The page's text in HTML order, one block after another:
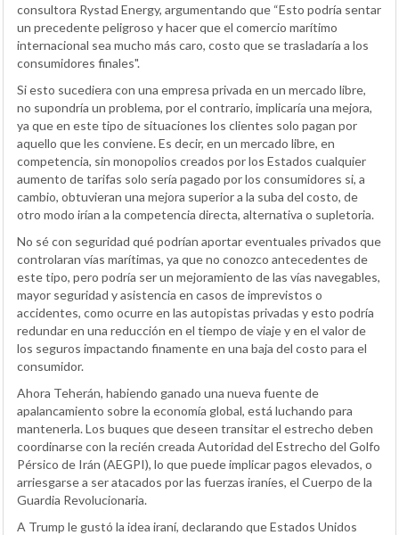
consultora Rystad Energy, argumentando que “Esto podría sentar
un precedente peligroso y hacer que el comercio marítimo
internacional sea mucho más caro, costo que se trasladaría a los
consumidores finales".
Si esto sucediera con una empresa privada en un mercado libre,
no supondría un problema, por el contrario, implicaría una mejora,
ya que en este tipo de situaciones los clientes solo pagan por
aquello que les conviene. Es decir, en un mercado libre, en
competencia, sin monopolios creados por los Estados cualquier
aumento de tarifas solo sería pagado por los consumidores si, a
cambio, obtuvieran una mejora superior a la suba del costo, de
otro modo irían a la competencia directa, alternativa o supletoria.
No sé con seguridad qué podrían aportar eventuales privados que
controlaran vías marítimas, ya que no conozco antecedentes de
este tipo, pero podría ser un mejoramiento de las vías navegables,
mayor seguridad y asistencia en casos de imprevistos o
accidentes, como ocurre en las autopistas privadas y esto podría
redundar en una reducción en el tiempo de viaje y en el valor de
los seguros impactando finamente en una baja del costo para el
consumidor.
Ahora Teherán, habiendo ganado una nueva fuente de
apalancamiento sobre la economía global, está luchando para
mantenerla. Los buques que deseen transitar el estrecho deben
coordinarse con la recién creada Autoridad del Estrecho del Golfo
Pérsico de Irán (AEGPI), lo que puede implicar pagos elevados, o
arriesgarse a ser atacados por las fuerzas iraníes, el Cuerpo de la
Guardia Revolucionaria.
A Trump le gustó la idea iraní, declarando que Estados Unidos